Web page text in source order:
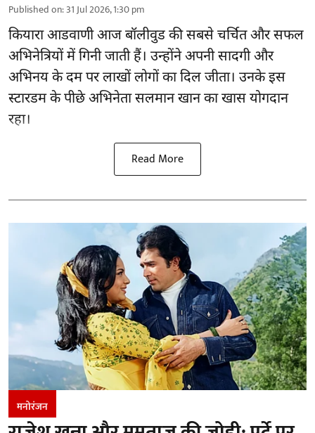
Published on:31 Jul 2026, 1:30 pm
कियारा आडवाणी आज बॉलीवुड की सबसे चर्चित और सफल
अभिनेत्रियों में गिनी जाती हैं। उन्होंने अपनी सादगी और
अभिनय के दम पर लाखों लोगों का दिल जीता। उनके इस
स्टारडम के पीछे अभिनेता सलमान खान का खास योगदान
रहा।
Read More
मनोरंजन